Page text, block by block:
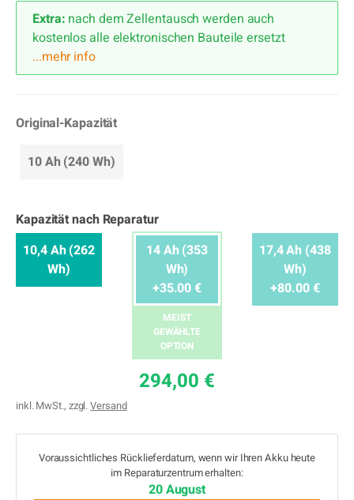
Extra: nach dem Zellentausch werden auch
kostenlos alle elektronischen Bauteile ersetzt
...mehr info
Original-Kapazität
10 Ah (240 Wh)
Kapazität nach Reparatur
10,4 Ah (262
Wh)
14 Ah (353
Wh)
+35.00 €
MEIST
GEWÄHLTE
OPTION
17,4 Ah (438
Wh)
+80.00 €
294,00 €
inkl. MwSt., zzgl.Versand
Voraussichtliches Rücklieferdatum, wenn wir Ihren Akku heute
im Reparaturzentrum erhalten:
20 August